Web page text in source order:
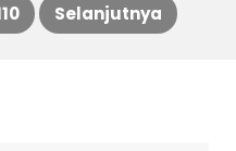
Selanjutnya